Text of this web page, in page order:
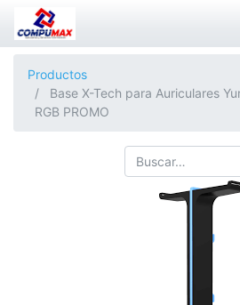
Productos
Base X-Tech para Auriculares
RGB PROMO